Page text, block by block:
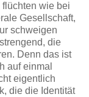
wie bei
Gesellschaft,
schweigen
die
Denn das ist
auf einmal
eigentlich
die die Identität